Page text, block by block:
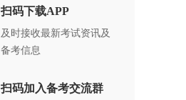
扫码下载APP
及时接收最新考试资讯及
备考信息
扫码加入备考交流群